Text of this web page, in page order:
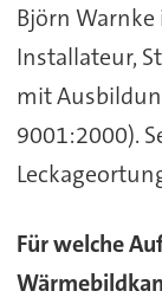
Björn
Installateur,
mit
9001:2000).
Für welche